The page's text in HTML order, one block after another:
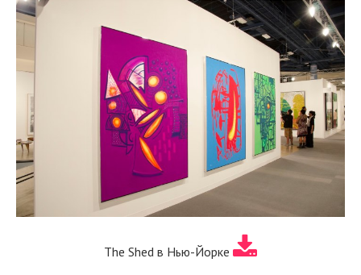
The Shed в Нью-Йорке